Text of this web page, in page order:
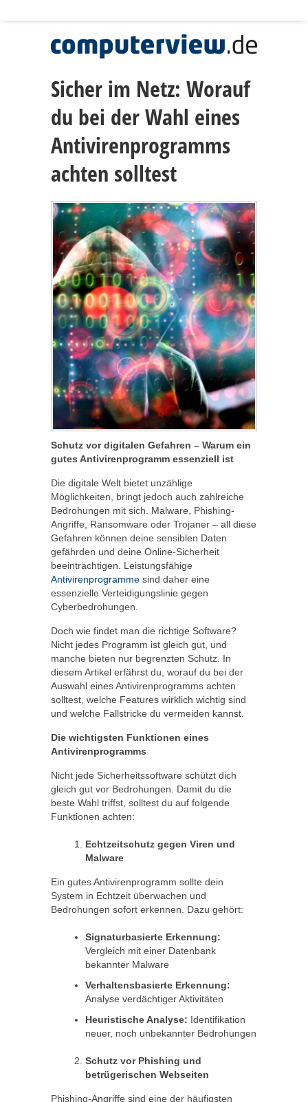
Sicher im Netz: Worauf
du bei der Wahl eines
Antivirenprogramms
achten solltest
Schutz vor digitalen Gefahren – Warum ein
gutes Antivirenprogramm essenziell ist
Die digitale Welt bietet unzählige
Möglichkeiten, bringt jedoch auch zahlreiche
Bedrohungen mit sich. Malware, Phishing-
Angriffe, Ransomware oder Trojaner – all diese
Gefahren können deine sensiblen Daten
gefährden und deine Online-Sicherheit
beeinträchtigen. Leistungsfähige
Antivirenprogramme sind daher eine
essenzielle Verteidigungslinie gegen
Cyberbedrohungen.
Doch wie findet man die richtige Software?
Nicht jedes Programm ist gleich gut, und
manche bieten nur begrenzten Schutz. In
diesem Artikel erfährst du, worauf du bei der
Auswahl eines Antivirenprogramms achten
solltest, welche Features wirklich wichtig sind
und welche Fallstricke du vermeiden kannst.
Die wichtigsten Funktionen eines
Antivirenprogramms
Nicht jede Sicherheitssoftware schützt dich
gleich gut vor Bedrohungen. Damit du die
beste Wahl triffst, solltest du auf folgende
Funktionen achten:
Echtzeitschutz gegen Viren und
Malware
Ein gutes Antivirenprogramm sollte dein
System in Echtzeit überwachen und
Bedrohungen sofort erkennen. Dazu gehört:
Signaturbasierte Erkennung:
Vergleich mit einer Datenbank
bekannter Malware
Verhaltensbasierte Erkennung:
Analyse verdächtiger Aktivitäten
Heuristische Analyse: Identifikation
neuer, noch unbekannter Bedrohungen
Schutz vor Phishing und
betrügerischen Webseiten
Phishing-Angriffe sind eine der häufigsten